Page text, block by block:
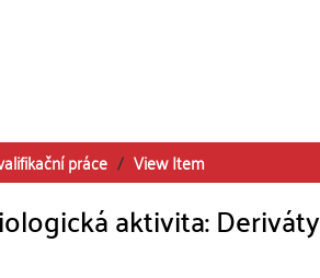
práce View Item
aktivita: Deriváty